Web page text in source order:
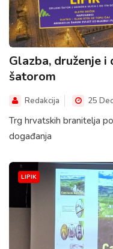
Glazba, druženje
šatorom
Redakcija 25
Trg hrvatskih branitelja
događanja
LIPIK